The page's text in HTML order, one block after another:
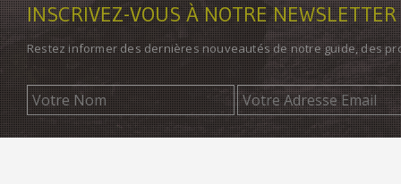
INSCRIVEZ-VOUS À NOTRE NEWSLETTER
Restez informer des dernières nouveautés de notre guide, des